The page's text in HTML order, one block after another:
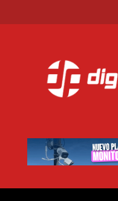
al